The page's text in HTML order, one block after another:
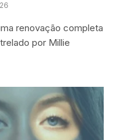
renovação completa
por Millie